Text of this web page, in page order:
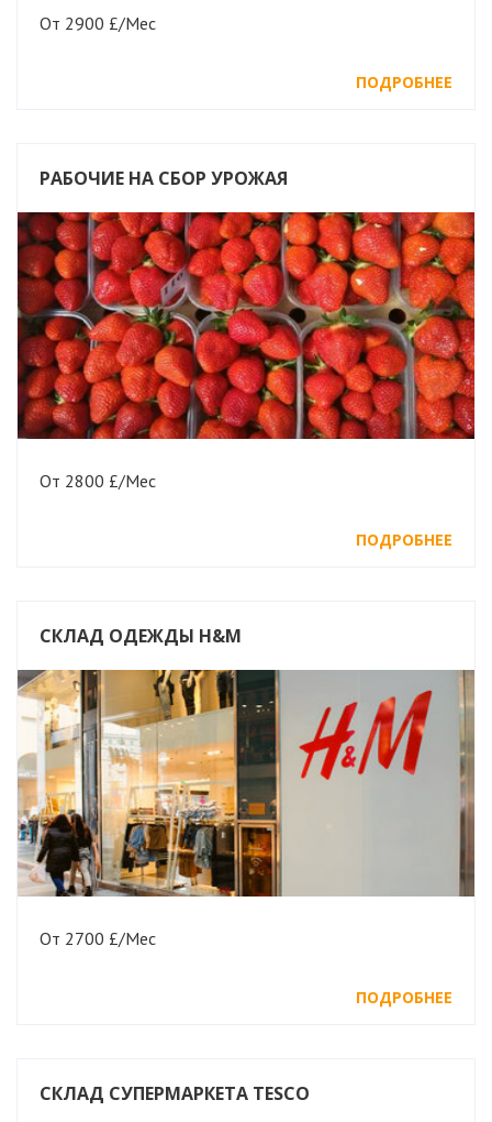
От 2900 £/Мес
ПОДРОБНЕЕ
РАБОЧИЕ НА СБОР УРОЖАЯ
От 2800 £/Мес
ПОДРОБНЕЕ
СКЛАД ОДЕЖДЫ H&M
От 2700 £/Мес
ПОДРОБНЕЕ
СКЛАД СУПЕРМАРКЕТА TESCO